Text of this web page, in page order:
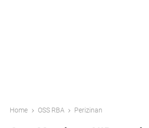
Home › OSS RBA › Perizinan